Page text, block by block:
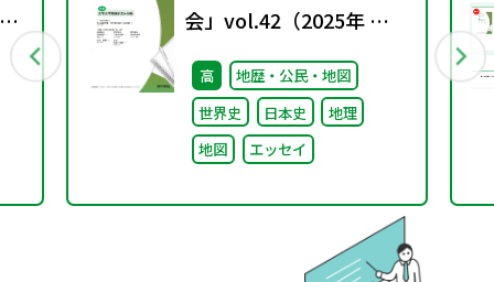
会」vol.42（2025年 春
号）
高
地歴・公民・地図
世界史
日本史
地理
地図
エッセイ